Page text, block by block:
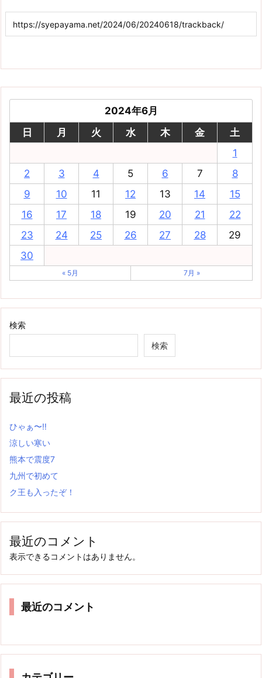
2024年6月
日
月 火 水 木 金
土
1
2
3 4 5 6 7
8
9
10 11 12 13 14
15
16
17 18 19 20 21
22
23
24 25 26 27 28
29
30
« 5月 7月 »
検索
検索
最近の投稿
ひゃぁ〜‼
涼しい寒い
熊本で震度7
九州で初めて
ク王も入ったぞ！
最近のコメント
表示できるコメントはありません。
最近のコメント